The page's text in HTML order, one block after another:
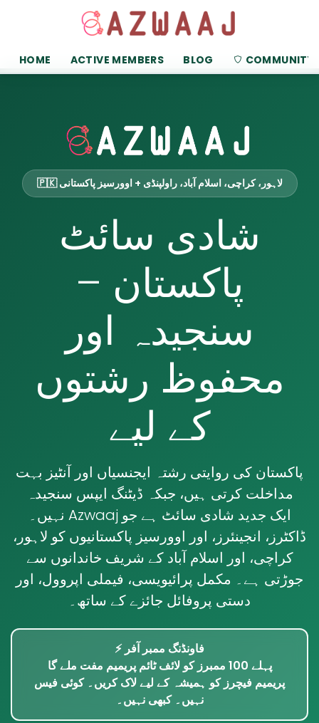
HOME ACTIVE MEMBERS BLOG COMMUNITY
🇵🇰 لاہور، کراچی، اسلام آباد، راولپنڈی + اوورسیز پاکستانی
شادی سائٹ
پاکستان –
سنجیدہ اور
محفوظ رشتوں
کے لیے
پاکستان کی روایتی رشتہ ایجنسیاں اور آنٹیز بہت
مداخلت کرتی ہیں، جبکہ ڈیٹنگ ایپس سنجیدہ
نہیں۔ Azwaaj ایک جدید شادی سائٹ ہے جو
ڈاکٹرز، انجینئرز، اور اوورسیز پاکستانیوں کو لاہور ،
کراچی، اور اسلام آباد کے شریف خاندانوں سے
جوڑتی ہے۔ مکمل پرائیویسی، فیملی اپروول، اور
دستی پروفائل جائزے کے ساتھ۔
⚡ فاونڈنگ ممبر آفر
پہلے 100 ممبرز کو لائف ٹائم پریمیم مفت ملے گا
پریمیم فیچرز کو ہمیشہ کے لیے لاک کریں۔ کوئی فیس
نہیں۔ کبھی نہیں۔